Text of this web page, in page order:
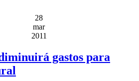
28
mar
2011
gastos para